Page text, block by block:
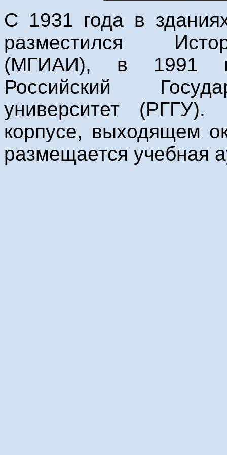
С 1931 года в
разместился
(МГИАИ), в 1991
Российский
университет
корпусе, выходящем
размещается учебная